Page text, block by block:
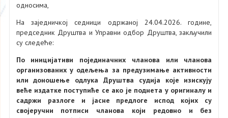
односима,
На заједничкој седници одржаној 24.04.2026. године,
председник Друштва и Управни одбор Друштва, закључили
су следеће:
По иницијативи појединачних чланова или чланова
организованих у одељења за предузимање активности
или доношење одлука Друштва судија које изискују
веће издатке поступиће се ако је поднета у оригиналу и
садржи разлоге и јасне предлоге испод којих су
својеручни потписи чланова који редовно и без